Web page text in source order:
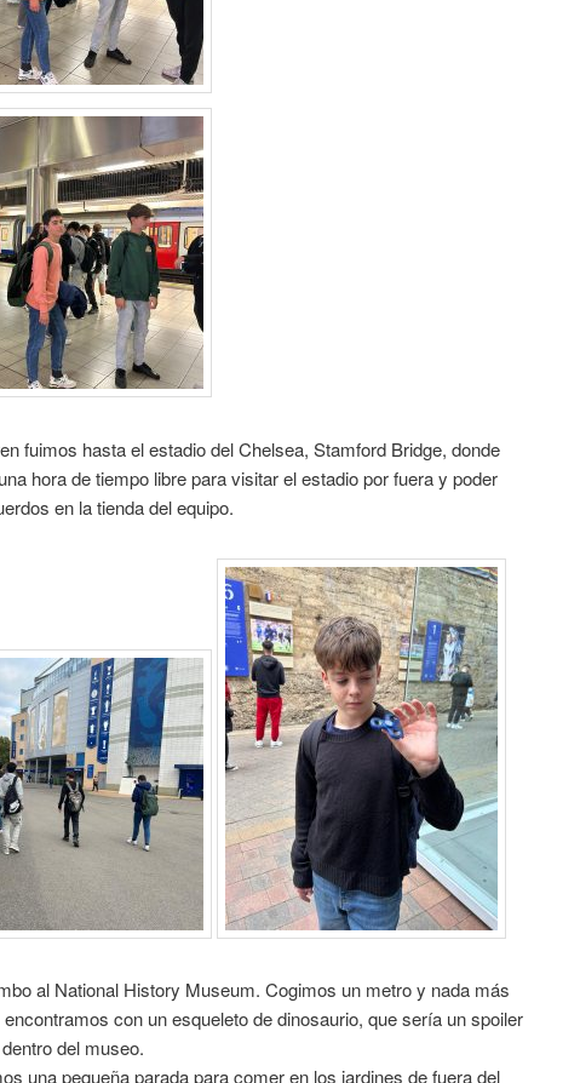
fuimos hasta el estadio del Chelsea, Stamford Bridge, donde
hora de tiempo libre para visitar el estadio por fuera y poder
en la tienda del equipo.
al National History Museum. Cogimos un metro y nada más
con un esqueleto de dinosaurio, que sería un spoiler
del museo.
una pequeña parada para comer en los jardines de fuera del